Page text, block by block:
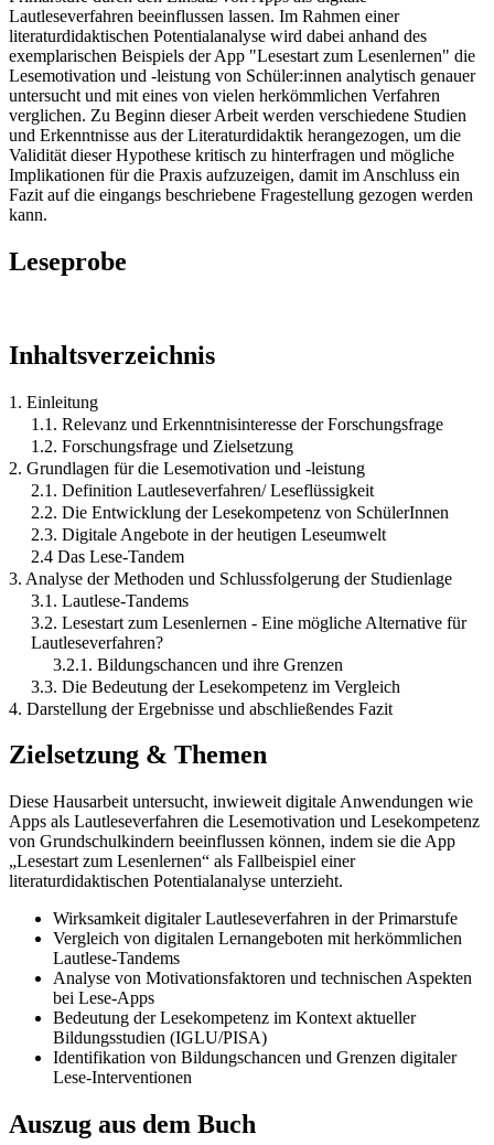
Lautleseverfahren beeinflussen lassen. Im Rahmen einer
literaturdidaktischen Potentialanalyse wird dabei anhand des
exemplarischen Beispiels der App "Lesestart zum Lesenlernen" die
Lesemotivation und -leistung von Schüler:innen analytisch genauer
untersucht und mit eines von vielen herkömmlichen Verfahren
verglichen. Zu Beginn dieser Arbeit werden verschiedene Studien
und Erkenntnisse aus der Literaturdidaktik herangezogen, um die
Validität dieser Hypothese kritisch zu hinterfragen und mögliche
Implikationen für die Praxis aufzuzeigen, damit im Anschluss ein
Fazit auf die eingangs beschriebene Fragestellung gezogen werden
kann.
Leseprobe
Inhaltsverzeichnis
1. Einleitung
1.1. Relevanz und Erkenntnisinteresse der Forschungsfrage
1.2. Forschungsfrage und Zielsetzung
2. Grundlagen für die Lesemotivation und -leistung
2.1. Definition Lautleseverfahren/ Leseflüssigkeit
2.2. Die Entwicklung der Lesekompetenz von SchülerInnen
2.3. Digitale Angebote in der heutigen Leseumwelt
2.4 Das Lese-Tandem
3. Analyse der Methoden und Schlussfolgerung der Studienlage
3.1. Lautlese-Tandems
3.2. Lesestart zum Lesenlernen - Eine mögliche Alternative für
Lautleseverfahren?
3.2.1. Bildungschancen und ihre Grenzen
3.3. Die Bedeutung der Lesekompetenz im Vergleich
4. Darstellung der Ergebnisse und abschließendes Fazit
Zielsetzung & Themen
Diese Hausarbeit untersucht, inwieweit digitale Anwendungen wie
Apps als Lautleseverfahren die Lesemotivation und Lesekompetenz
von Grundschulkindern beeinflussen können, indem sie die App
„Lesestart zum Lesenlernen“ als Fallbeispiel einer
literaturdidaktischen Potentialanalyse unterzieht.
Wirksamkeit digitaler Lautleseverfahren in der Primarstufe
Vergleich von digitalen Lernangeboten mit herkömmlichen
Lautlese-Tandems
Analyse von Motivationsfaktoren und technischen Aspekten
bei Lese-Apps
Bedeutung der Lesekompetenz im Kontext aktueller
Bildungsstudien (IGLU/PISA)
Identifikation von Bildungschancen und Grenzen digitaler
Lese-Interventionen
Auszug aus dem Buch